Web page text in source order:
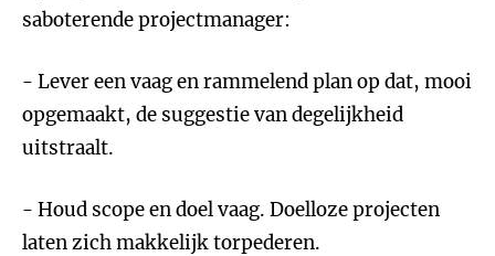
saboterende projectmanager:
- Lever een vaag en rammelend plan op dat, mooi
opgemaakt, de suggestie van degelijkheid
uitstraalt.
- Houd scope en doel vaag. Doelloze projecten
laten zich makkelijk torpederen.